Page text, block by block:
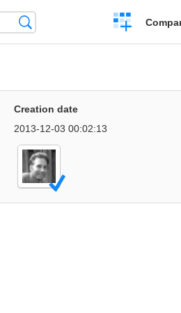
Crear
una
Creation date
2013-12-03 00:02:13